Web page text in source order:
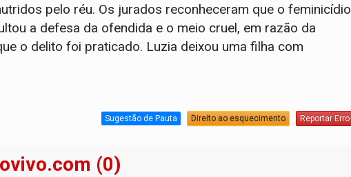
pelo réu. Os jurados reconheceram que o feminicídio
a defesa da ofendida e o meio cruel, em razão da
o delito foi praticado. Luzia deixou uma filha com
Sugestão de Pauta Direito ao esquecimento Reportar Erro
(0)